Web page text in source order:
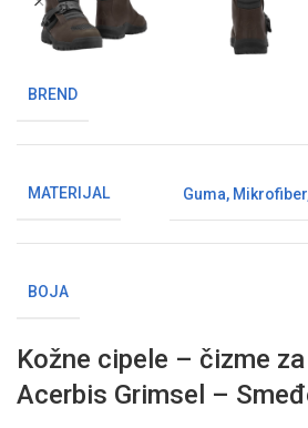
BREND
MATERIJAL Guma, Mikrofiber
BOJA
Kožne cipele – čizme
Acerbis Grimsel –